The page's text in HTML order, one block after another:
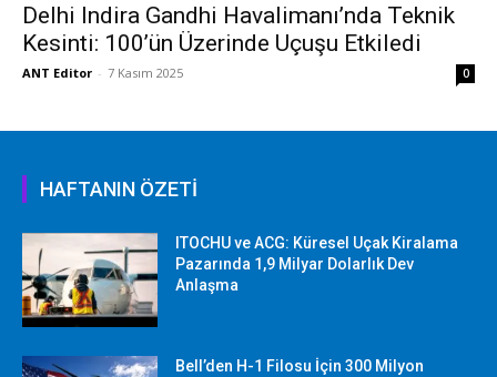
Delhi Indira Gandhi Havalimanı’nda Teknik
Kesinti: 100’ün Üzerinde Uçuşu Etkiledi
ANT Editor - 7 Kasım 2025 0
HAFTANIN ÖZETİ
ITOCHU ve ACG: Küresel Uçak Kiralama
Pazarında 1,9 Milyar Dolarlık Dev
Anlaşma
Bell’den H-1 Filosu İçin 300 Milyon